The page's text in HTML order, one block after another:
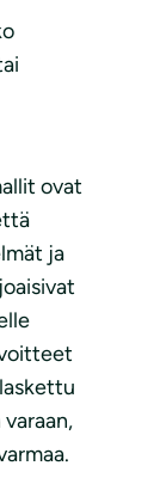
ovat
ja